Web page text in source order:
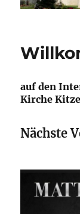
auf den
Kirche
Nächste